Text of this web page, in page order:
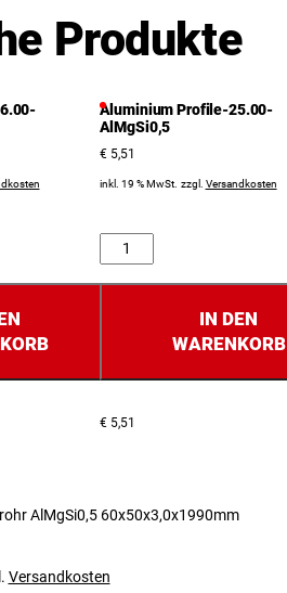
Produkte
Aluminium Profile-25.00-
AlMgSi0,5
€5,51
inkl. 19 % MwSt. zzgl. Versandkosten
Anzahl
IN DEN
WARENKORB
€5,51
AlMgSi0,5 60x50x3,0x1990mm
Versandkosten